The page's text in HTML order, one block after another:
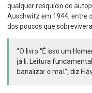
qualquer resquício de
Auschwitz em 1944, entre
dos poucos que
“O livro “É isso um
já li. Leitura
banalizar o mal.”, diz